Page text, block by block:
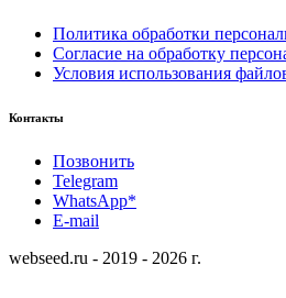
Политика обработки
Согласие на обработку
Условия использования
Контакты
Позвонить
Telegram
WhatsApp*
E-mail
webseed.ru - 2019 - 2026 г.